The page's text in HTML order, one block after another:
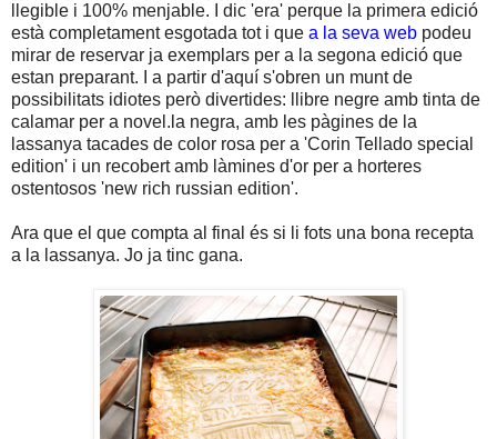
llegible i 100% menjable. I dic 'era' perque la primera edició
està completament esgotada tot i que a la seva web podeu
mirar de reservar ja exemplars per a la segona edició que
estan preparant. I a partir d'aquí s'obren un munt de
possibilitats idiotes però divertides: llibre negre amb tinta de
calamar per a novel.la negra, amb les pàgines de la
lassanya tacades de color rosa per a 'Corin Tellado special
edition' i un recobert amb làmines d'or per a horteres
ostentosos 'new rich russian edition'.
Ara que el que compta al final és si li fots una bona recepta
a la lassanya. Jo ja tinc gana.